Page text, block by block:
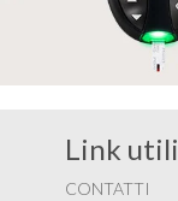
Link utili
CONTATTI